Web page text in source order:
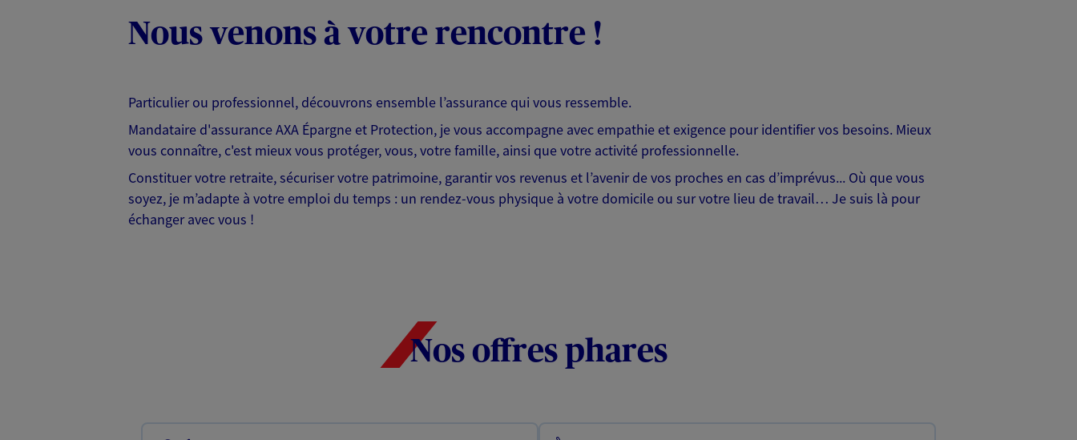
Nous venons à votre rencontre !
Particulier ou professionnel, découvrons ensemble l’assurance qui vous ressemble.
Mandataire d'assurance AXA Épargne et Protection, je vous accompagne avec empathie et exigence pour identifier vos besoins. Mieux
vous connaître, c'est mieux vous protéger, vous, votre famille, ainsi que votre activité professionnelle.
Constituer votre retraite, sécuriser votre patrimoine, garantir vos revenus et l’avenir de vos proches en cas d’imprévus... Où que vous
soyez, je m’adapte à votre emploi du temps : un rendez-vous physique à votre domicile ou sur votre lieu de travail… Je suis là pour
échanger avec vous !
Nos offres phares